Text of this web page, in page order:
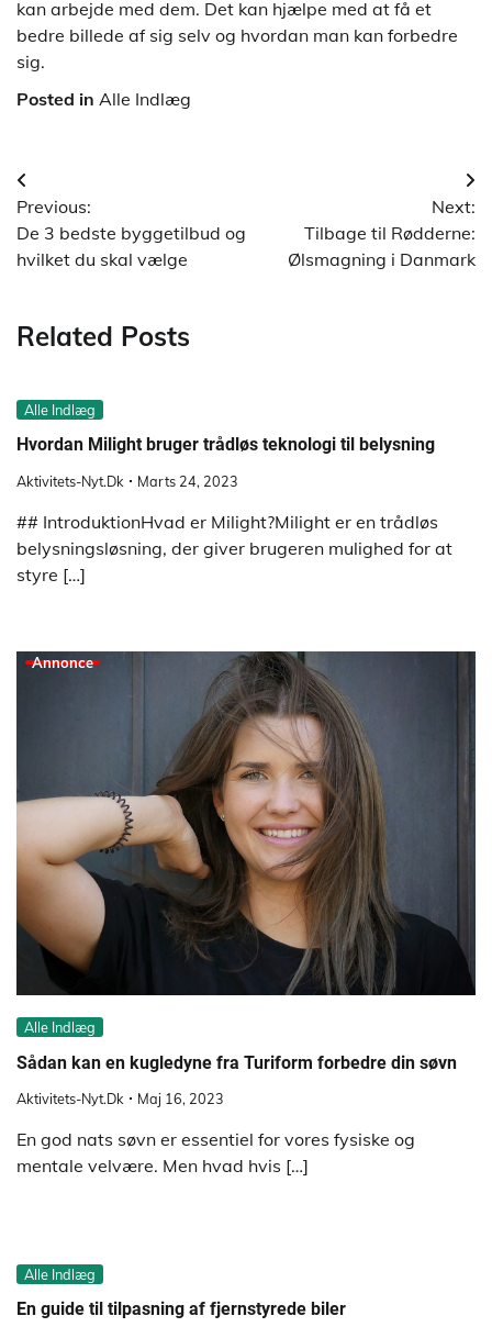
kan arbejde med dem. Det kan hjælpe med at få et
bedre billede af sig selv og hvordan man kan forbedre
sig.
Posted in Alle Indlæg
Indlægsnavigation
Previous:
De 3 bedste byggetilbud og
hvilket du skal vælge
Next:
Tilbage til Rødderne:
Ølsmagning i Danmark
Related Posts
Alle Indlæg
Hvordan Milight bruger trådløs teknologi til belysning
Aktivitets-Nyt.dk Marts 24, 2023
## IntroduktionHvad er Milight?Milight er en trådløs
belysningsløsning, der giver brugeren mulighed for at
styre […]
Annonce
Alle Indlæg
Sådan kan en kugledyne fra Turiform forbedre din søvn
Aktivitets-Nyt.dk Maj 16, 2023
En god nats søvn er essentiel for vores fysiske og
mentale velvære. Men hvad hvis […]
Alle Indlæg
En guide til tilpasning af fjernstyrede biler